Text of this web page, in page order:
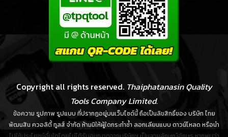
Copyright all rights reserved. Thaiphatanasin Quality
Tools Company Limited.
ข้อความ รูปภาพ รูปแบบ ที่ปรากฏอยู่บนเว็บไซต์นี้ ถือเป็นลิขสิทธิ์ของ บริษัท ไทย
พัฒนสิน ควอลิตี้ ทูลส์ จำกัด ห้ามมิให้ผู้ใดกระทำซ้ำ ลอกเลียนแบบ ดาวน์โหลด หรือนำ